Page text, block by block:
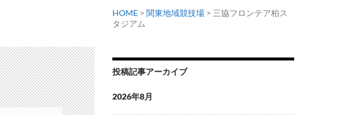
HOME > 関東地域競技場 > 三協フロンテア柏ス
タジアム
投稿記事アーカイブ
2026年8月